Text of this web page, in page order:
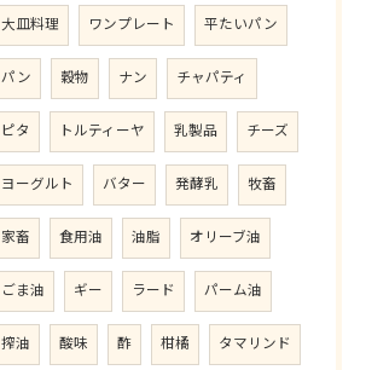
大皿料理 ワンプレート 平たいパン
パン 穀物 ナン チャパティ
ピタ トルティーヤ 乳製品 チーズ
ヨーグルト バター 発酵乳 牧畜
家畜 食用油 油脂 オリーブ油
ごま油 ギー ラード パーム油
搾油 酸味 酢 柑橘 タマリンド